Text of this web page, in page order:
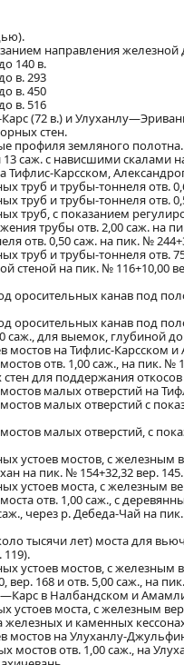
направления железной
140 в.
в. 293
в. 450
в. 516
(72 в.) и
стен.
профиля земляного полотна.
саж. с нависшими скалами на
Тифлис-Карсском,
труб и трубы-тоннеля отв.
труб и трубы-тоннеля отв.
труб, с показанием
трубы отв. 2,00 саж. на
отв. 0,50 саж. на пик. №
труб и трубы-тоннеля отв.
стеной на пик. № 116+10,00
оросительных канав под
оросительных канав под
саж., для выемок, глубиной
мостов на Тифлис-Карсском
отв. 1,00 саж., на пик. №
для поддержания
малых отверстий на
малых отверстий с
малых отверстий, с
устоев мостов, с железным
на пик. № 154+32,32 вер. 145.
устоев моста, с железным
отв. 1,00 саж., с
через р. Дебеда-Чай на
тысячи лет) моста для
устоев мостов, с железным
вер. 168 и отв. 5,00 саж., на
в Налбандском и
моста, с железным
железных и каменных
мостов на Улуханлу-
мостов отв. 1,00 саж., на